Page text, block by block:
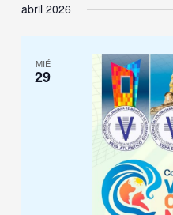
abril 2026
MIÉ
29